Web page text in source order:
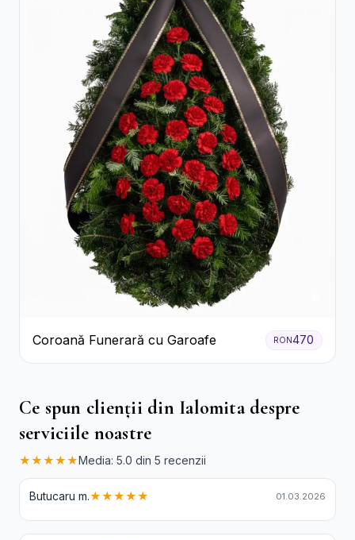
Coroană Funerară cu Garoafe RON470
Ce spun clienții din Ialomita despre
serviciile noastre
★★★★★Media: 5.0 din 5 recenzii
Butucaru m.★★★★★ 01.03.2026